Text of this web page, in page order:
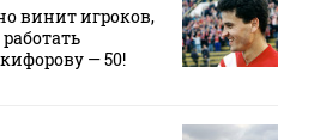
винит игроков,
— 50!